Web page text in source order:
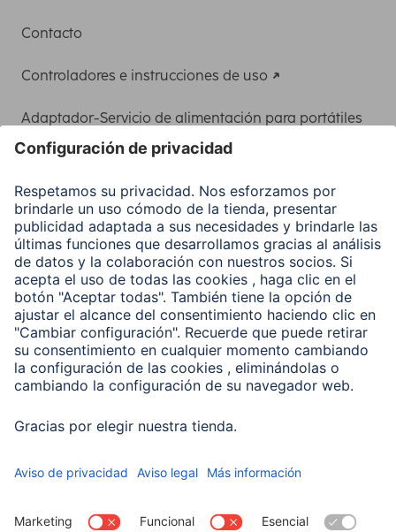
Contacto
Controladores e instrucciones de uso
Adaptador-Servicio de alimentación para portátiles
Clientes online
Conviértete en distribuidor
Compañía
Historia de la empresa
Hama en todo el Mundo
Sostenibilidad
Business-Portal